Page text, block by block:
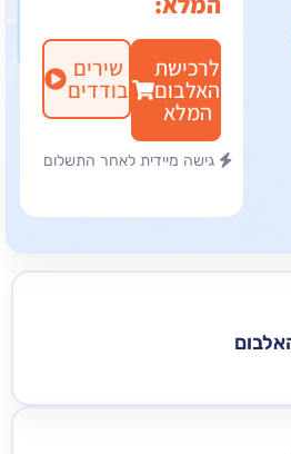
שירים
בודדים
גישה מיידית לאחר התשלום